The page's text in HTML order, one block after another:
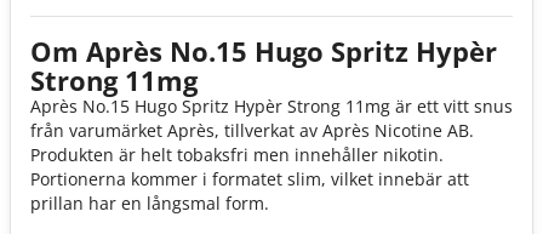
Om Après No.15 Hugo Spritz Hypèr
Strong 11mg
Après No.15 Hugo Spritz Hypèr Strong 11mg är ett vitt snus
från varumärket Après, tillverkat av Après Nicotine AB.
Produkten är helt tobaksfri men innehåller nikotin.
Portionerna kommer i formatet slim, vilket innebär att
prillan har en långsmal form.